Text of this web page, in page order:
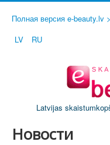
Полная версия e-beauty.lv
LV
RU
Latvijas
Новости